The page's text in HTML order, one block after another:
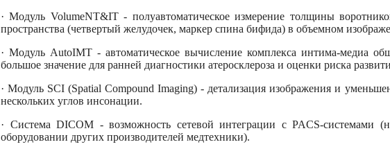
· Модуль VolumeNT&IT - полуавтоматическое измерение толщины
пространства (четвертый желудочек, маркер спина бифида) в объемном
· Модуль AutoIMT - автоматическое вычисление комплекса интима-медиа
большое значение для ранней диагностики атеросклероза и оценки риска
· Модуль SCI (Spatial Compound Imaging) - детализация изображения и
нескольких углов инсонации.
· Система DICOM - возможность сетевой интеграции с PACS-системами
оборудовании других производителей медтехники).